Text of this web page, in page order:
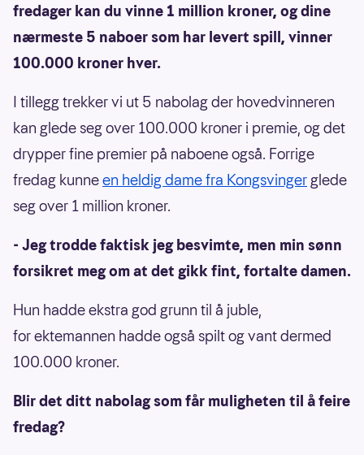
fredager kan du vinne 1 million kroner, og dine
nærmeste 5 naboer som har levert spill, vinner
100.000 kroner hver.
I tillegg trekker vi ut 5 nabolag der hovedvinneren
kan glede seg over 100.000 kroner i premie, og det
drypper fine premier på naboene også. Forrige
fredag kunneen heldig dame fra Kongsvingerglede
seg over 1 million kroner.
- Jeg trodde faktisk jeg besvimte, men min sønn
forsikret meg om at det gikk fint, fortalte damen.
Hun hadde ekstra god grunn til å juble,
for ektemannen hadde også spilt og vant dermed
100.000 kroner.
Blir det ditt nabolag som får muligheten til å feire
fredag?